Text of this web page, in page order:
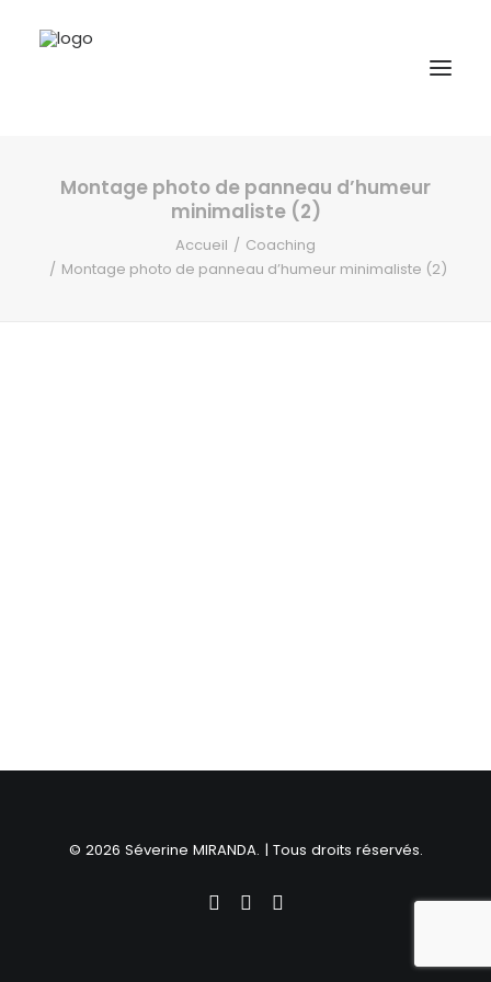
A propos
Accompagnement
Montage photo de panneau d’humeur
minimaliste (2)
Accueil
Coaching
Montage photo de panneau d’humeur minimaliste (2)
© 2026 Séverine MIRANDA. | Tous droits réservés.